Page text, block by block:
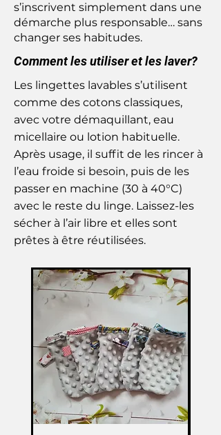
s’inscrivent simplement dans une
démarche plus responsable… sans
changer ses habitudes.
Comment les utiliser et les laver?
Les lingettes lavables s’utilisent
comme des cotons classiques,
avec votre démaquillant, eau
micellaire ou lotion habituelle.
Après usage, il suffit de les rincer à
l’eau froide si besoin, puis de les
passer en machine (30 à 40°C)
avec le reste du linge. Laissez-les
sécher à l’air libre et elles sont
prêtes à être réutilisées.